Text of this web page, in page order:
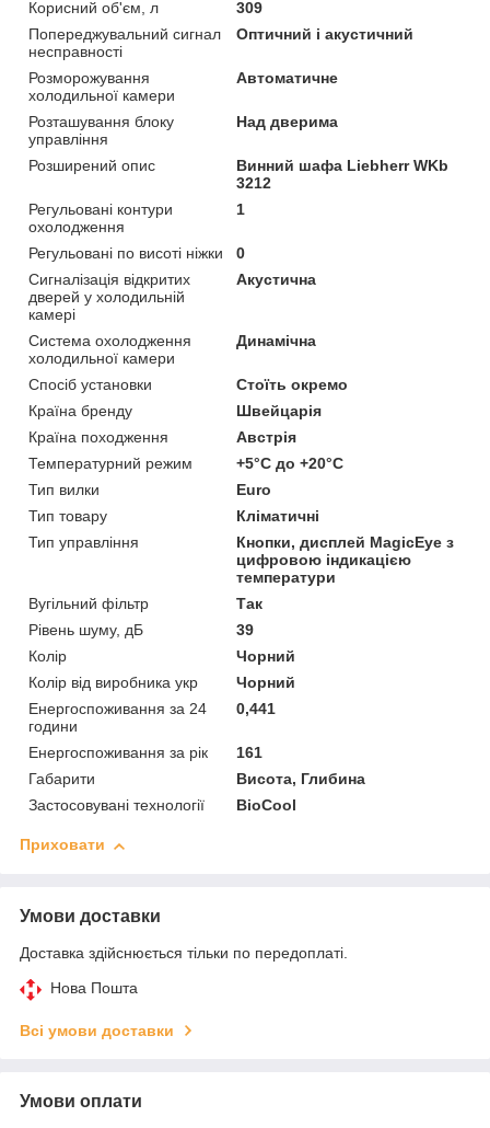
Корисний об'єм, л
309
Попереджувальний сигнал
несправності
Оптичний і акустичний
Розморожування
холодильної камери
Автоматичне
Розташування блоку
управління
Над дверима
Розширений опис
Винний шафа Liebherr WKb
3212
Регульовані контури
охолодження
1
Регульовані по висоті ніжки
0
Сигналізація відкритих
дверей у холодильній
камері
Акустична
Система охолодження
холодильної камери
Динамічна
Спосіб установки
Стоїть окремо
Країна бренду
Швейцарія
Країна походження
Австрія
Температурний режим
+5°C до +20°C
Тип вилки
Euro
Тип товару
Кліматичні
Тип управління
Кнопки, дисплей MagicEye з
цифровою індикацією
температури
Вугільний фільтр
Так
Рівень шуму, дБ
39
Колір
Чорний
Колір від виробника укр
Чорний
Енергоспоживання за 24
години
0,441
Енергоспоживання за рік
161
Габарити
Висота, Глибина
Застосовувані технології
BioCool
Приховати
Умови доставки
Доставка здійснюється тільки по передоплаті.
Нова Пошта
Всі умови доставки
Умови оплати